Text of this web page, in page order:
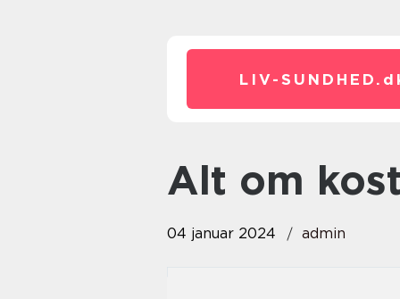
LIV-SUNDHED.
alt om
04 januar 2024 admin